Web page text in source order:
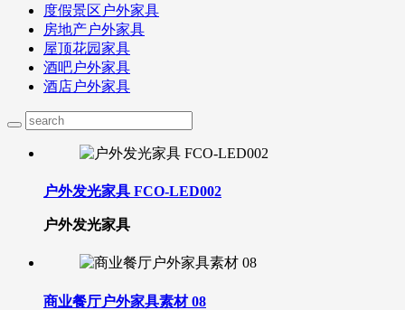
度假景区户外家具
房地产户外家具
屋顶花园家具
酒吧户外家具
酒店户外家具
户外发光家具 FCO-LED002
户外发光家具
商业餐厅户外家具素材 08